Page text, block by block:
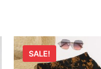
SALE!